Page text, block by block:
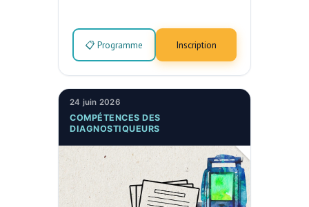
📋 Programme Inscription
24 juin 2026
COMPÉTENCES DES
DIAGNOSTIQUEURS